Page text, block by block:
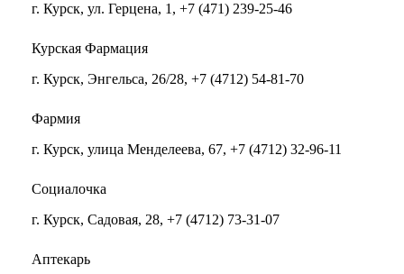
г. Курск, ул. Герцена, 1, +7 (471) 239-25-46
Курская Фармация
г. Курск, Энгельса, 26/28, +7 (4712) 54-81-70
Фармия
г. Курск, улица Менделеева, 67, +7 (4712) 32-96-11
Социалочка
г. Курск, Садовая, 28, +7 (4712) 73-31-07
Аптекарь